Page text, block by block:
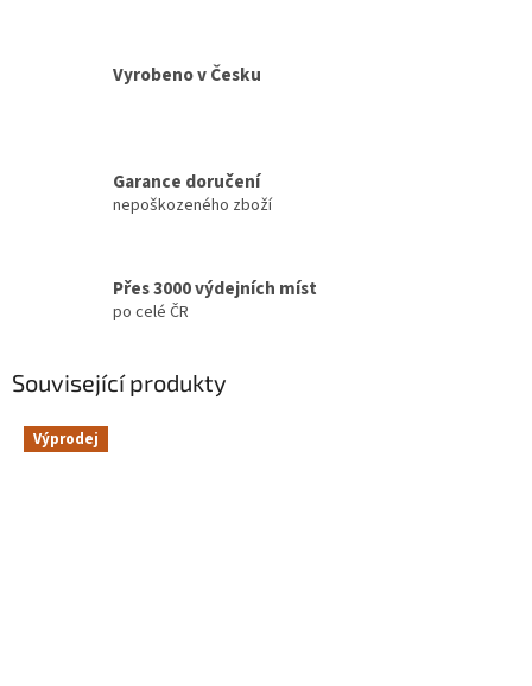
Vyrobeno v Česku
Garance doručení
nepoškozeného zboží
Přes 3000 výdejních míst
po celé ČR
Související produkty
Výprodej